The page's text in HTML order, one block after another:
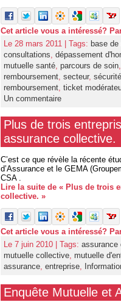
Cet article vous a intéressé?
Le 28 mars 2011 | Tags: base de
consultations dépassement
mutuelle santé parcours de soin
remboursement secteur,
remboursement ticket
Un commentaire
Plus de trois
assurance collective.
C’est ce que révèle la récente
d’Assurance et le GEMA
CSA .
Lire la suite de « Plus de trois
collective. »
Cet article vous a intéressé?
Le 7 juin 2010 | Tags: assurance
mutuelle collective, mutuelle
assurance, entreprise,
Enquête Mutuelle et